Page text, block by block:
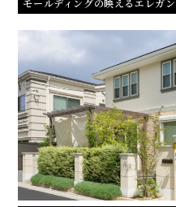
モールディングの映えるエレガ